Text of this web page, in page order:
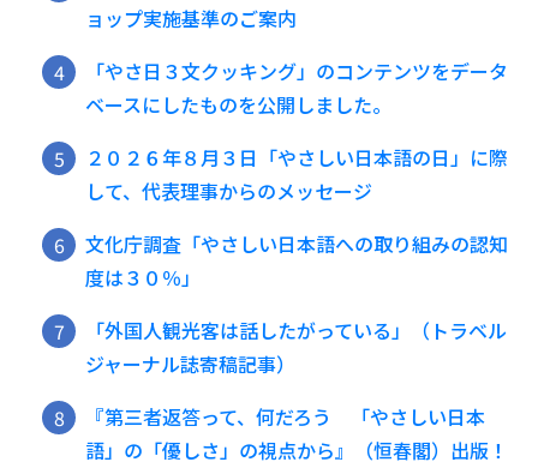
ョップ実施基準のご案内
「やさ日３文クッキング」のコンテンツをデータ
ベースにしたものを公開しました。
２０２６年８月３日「やさしい日本語の日」に際
して、代表理事からのメッセージ
文化庁調査「やさしい日本語への取り組みの認知
度は３０％」
「外国人観光客は話したがっている」（トラベル
ジャーナル誌寄稿記事）
『第三者返答って、何だろう 「やさしい日本
語」の「優しさ」の視点から』（恒春閣）出版！